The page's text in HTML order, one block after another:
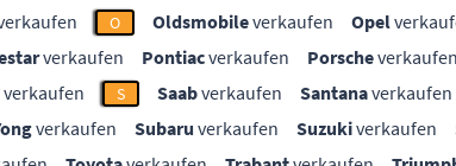
O Oldsmobileverkaufen Opel
verkaufen Pontiacverkaufen Porscheverkaufen
verkaufen S Saabverkaufen Santanaverkaufen
verkaufen Subaru verkaufen Suzukiverkaufen